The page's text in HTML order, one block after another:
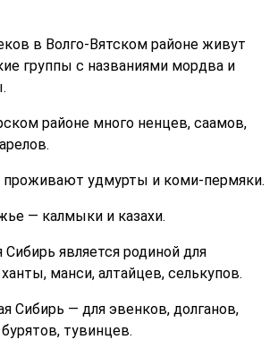
в Волго-Вятском районе живут
группы с названиями мордва и
районе много ненцев, саамов,
проживают удмурты и коми-пермяки.
— калмыки и казахи.
Сибирь является родиной для
манси, алтайцев, селькупов.
Сибирь — для эвенков, долганов,
тувинцев.